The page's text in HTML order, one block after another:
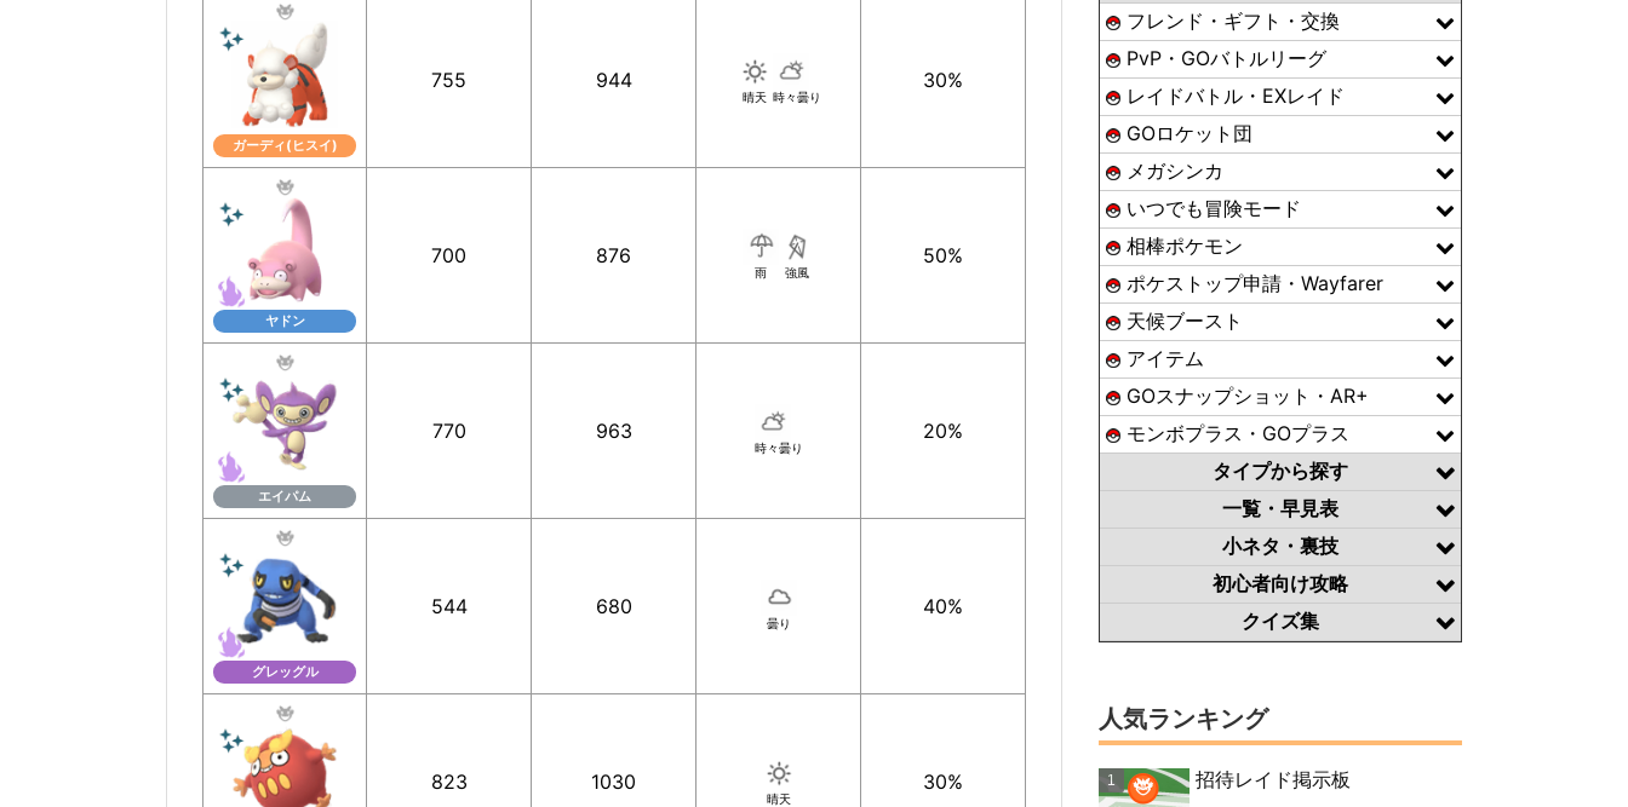
ガーディ(ヒスイ)
755 944
晴天 時々曇り
30%
ヤドン
700 876
雨 強風
50%
エイパム
770 963
時々曇り
20%
グレッグル
544 680
曇り
40%
823 1030
晴天
30%
フレンド・ギフト・交換
PvP・GOバトルリーグ
レイドバトル・EXレイド
GOロケット団
メガシンカ
いつでも冒険モード
相棒ポケモン
ポケストップ申請・Wayfarer
天候ブースト
アイテム
GOスナップショット・AR+
モンボプラス・GOプラス
タイプから探す
一覧・早見表
小ネタ・裏技
初心者向け攻略
クイズ集
人気ランキング
招待レイド掲示板